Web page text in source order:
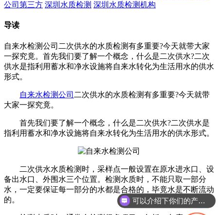
公司第三方 深圳水质检测 深圳水质检测机构
导读
自来水检测公司​二次供水的水质检测有多重要?今天就带大家
一探究竟。首先我们要了解一个概念，什么是二次供水?二次
供水是指利用蓄水和净水设施将自来水转化为生活用水的供水
形式。
自来水检测公司 二次供水的水质检测有多重要?今天就带
大家一探究竟。
首先我们要了解一个概念，什么是二次供水?二次供水是
指利用蓄水和净水设施将自来水转化为生活用水的供水形式。
二次供水水质检测时，采样点一般设置在原水进水口、设
备出水口、外围水三个位置。检测水质时，不能只取一部分
水，一定要保证每一部分的水都是合格的，毕竟水是不断流动
的。
可以介绍下你们的产品么